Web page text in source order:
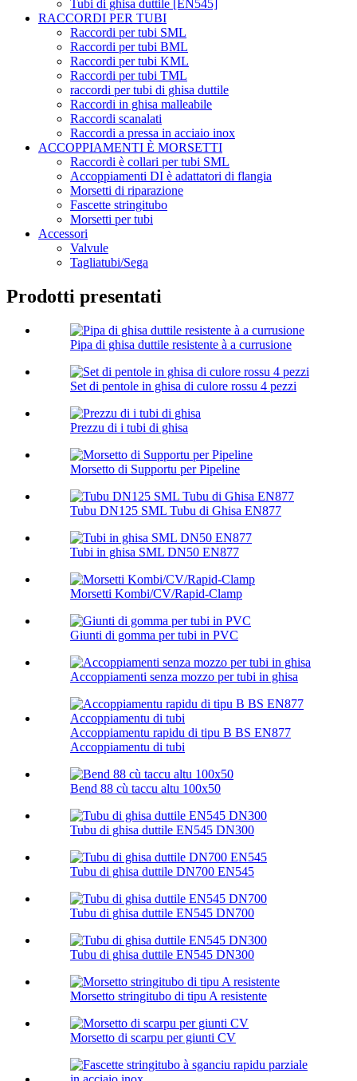
Tubi di ghisa duttile [EN545]
RACCORDI PER TUBI
Raccordi per tubi SML
Raccordi per tubi BML
Raccordi per tubi KML
Raccordi per tubi TML
raccordi per tubi di ghisa duttile
Raccordi in ghisa malleabile
Raccordi scanalati
Raccordi a pressa in acciaio inox
ACCOPPIAMENTI È MORSETTI
Raccordi è collari per tubi SML
Accoppiamenti DI è adattatori di flangia
Morsetti di riparazione
Fascette stringitubo
Morsetti per tubi
Accessori
Valvule
Tagliatubi/Sega
Prodotti presentati
Pipa di ghisa duttile resistente à a currusione
Set di pentole in ghisa di culore rossu 4 pezzi
Prezzu di i tubi di ghisa
Morsetto di Supportu per Pipeline
Tubu DN125 SML Tubu di Ghisa EN877
Tubi in ghisa SML DN50 EN877
Morsetti Kombi/CV/Rapid-Clamp
Giunti di gomma per tubi in PVC
Accoppiamenti senza mozzo per tubi in ghisa
Accoppiamentu rapidu di tipu B BS EN877
Accoppiamentu di tubi
Bend 88 cù taccu altu 100х50
Tubu di ghisa duttile EN545 DN300
Tubu di ghisa duttile DN700 EN545
Tubu di ghisa duttile EN545 DN700
Tubu di ghisa duttile EN545 DN300
Morsetto stringitubo di tipu A resistente
Morsetto di scarpu per giunti CV